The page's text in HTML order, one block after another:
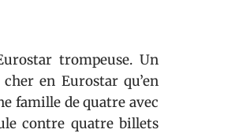
trompeuse. Un
en Eurostar qu’en
famille de quatre avec
contre quatre billets